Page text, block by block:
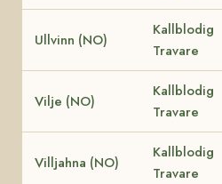
Ullvinn (NO)
Kallblodig
Travare
Vilje (NO)
Kallblodig
Travare
Villjahna (NO)
Kallblodig
Travare